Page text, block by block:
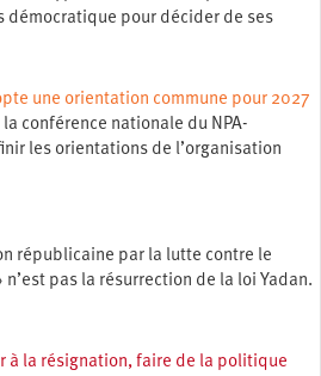
démocratique pour décider de ses
une orientation commune pour 2027
conférence nationale du NPA-
les orientations de l’organisation
républicaine par la lutte contre le
pas la résurrection de la loi Yadan.
à la résignation, faire de la politique